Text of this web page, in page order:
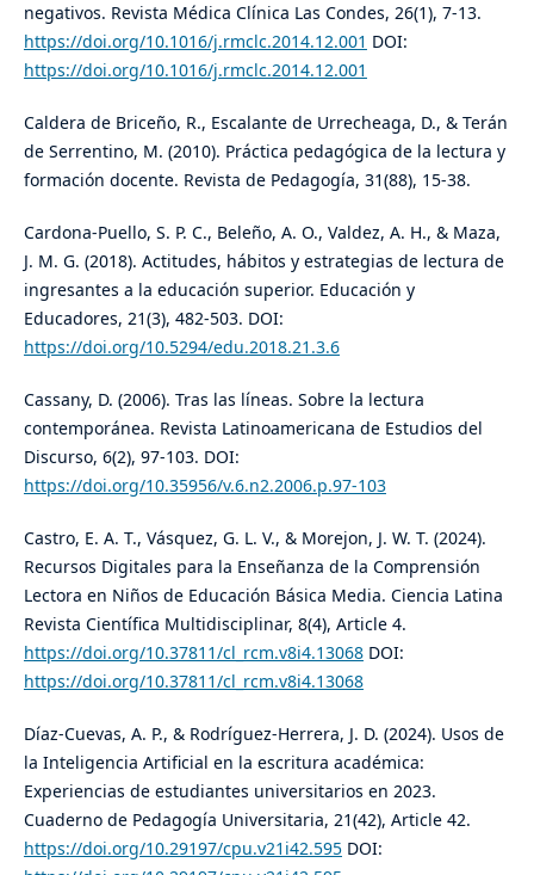
negativos. Revista Médica Clínica Las Condes, 26(1), 7-13.
https://doi.org/10.1016/j.rmclc.2014.12.001 DOI:
https://doi.org/10.1016/j.rmclc.2014.12.001
Caldera de Briceño, R., Escalante de Urrecheaga, D., & Terán
de Serrentino, M. (2010). Práctica pedagógica de la lectura y
formación docente. Revista de Pedagogía, 31(88), 15-38.
Cardona-Puello, S. P. C., Beleño, A. O., Valdez, A. H., & Maza,
J. M. G. (2018). Actitudes, hábitos y estrategias de lectura de
ingresantes a la educación superior. Educación y
Educadores, 21(3), 482-503. DOI:
https://doi.org/10.5294/edu.2018.21.3.6
Cassany, D. (2006). Tras las líneas. Sobre la lectura
contemporánea. Revista Latinoamericana de Estudios del
Discurso, 6(2), 97-103. DOI:
https://doi.org/10.35956/v.6.n2.2006.p.97-103
Castro, E. A. T., Vásquez, G. L. V., & Morejon, J. W. T. (2024).
Recursos Digitales para la Enseñanza de la Comprensión
Lectora en Niños de Educación Básica Media. Ciencia Latina
Revista Científica Multidisciplinar, 8(4), Article 4.
https://doi.org/10.37811/cl_rcm.v8i4.13068DOI:
https://doi.org/10.37811/cl_rcm.v8i4.13068
Díaz-Cuevas, A. P., & Rodríguez-Herrera, J. D. (2024). Usos de
la Inteligencia Artificial en la escritura académica:
Experiencias de estudiantes universitarios en 2023.
Cuaderno de Pedagogía Universitaria, 21(42), Article 42.
https://doi.org/10.29197/cpu.v21i42.595DOI: